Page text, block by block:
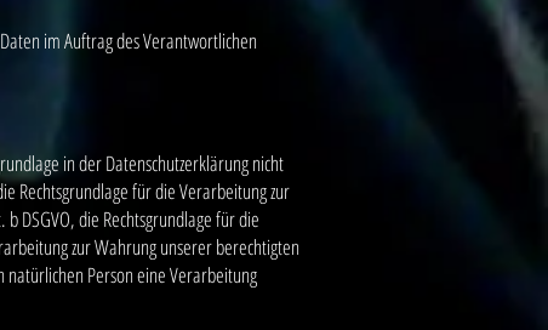
im Auftrag des Verantwortlichen
in der Datenschutzerklärung nicht
Rechtsgrundlage für die Verarbeitung zur
DSGVO, die Rechtsgrundlage für die
zur Wahrung unserer berechtigten
natürlichen Person eine Verarbeitung